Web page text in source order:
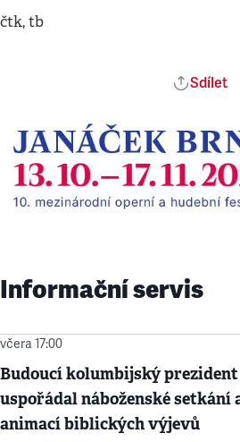
čtk, tb
Sdílet
Informační servis
včera 17:00
Budoucí kolumbijský
uspořádal náboženské setkání
animací biblických výjevů